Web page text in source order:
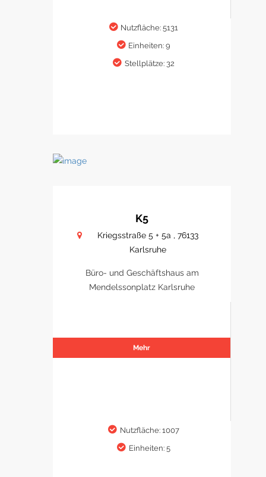
Nutzfläche: 5131
Einheiten: 9
Stellplätze: 32
K5
Kriegsstraße 5 + 5a , 76133
Karlsruhe
Büro- und Geschäftshaus am
Mendelssonplatz Karlsruhe
Mehr
Nutzfläche: 1007
Einheiten: 5